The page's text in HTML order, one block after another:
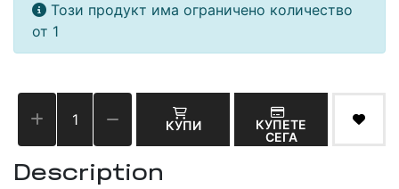
Този продукт има ограничено количество
от 1
КУПИ
КУПЕТЕ
СЕГА
Description